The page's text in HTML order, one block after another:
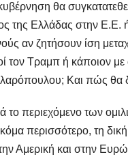
θα
της Ελλάδας στην Ε.Ε.
αν ζητήσουν ίση
τον Τραμπ ή κάποιον με
Και πώς θα
το περιεχόμενο των
περισσότερο, τη
Αμερική και στην